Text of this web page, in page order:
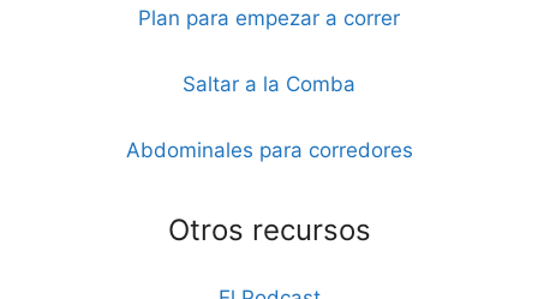
Plan para empezar a correr
Saltar a la Comba
Abdominales para corredores
Otros recursos